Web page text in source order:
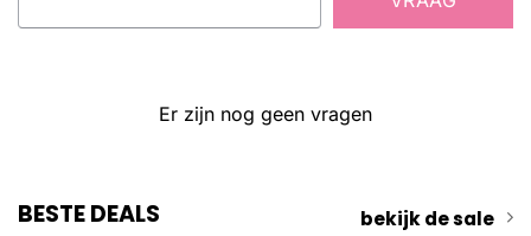
Er zijn nog geen vragen
BESTE DEALS bekijk de sale